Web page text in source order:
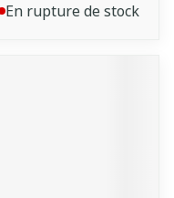
En rupture de stock